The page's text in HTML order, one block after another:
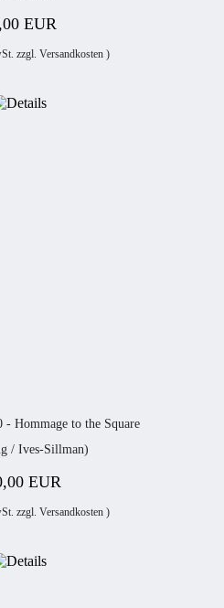
EUR
zzgl. Versandkosten)
- Hommage to the Square
/ Ives-Sillman)
EUR
zzgl. Versandkosten)